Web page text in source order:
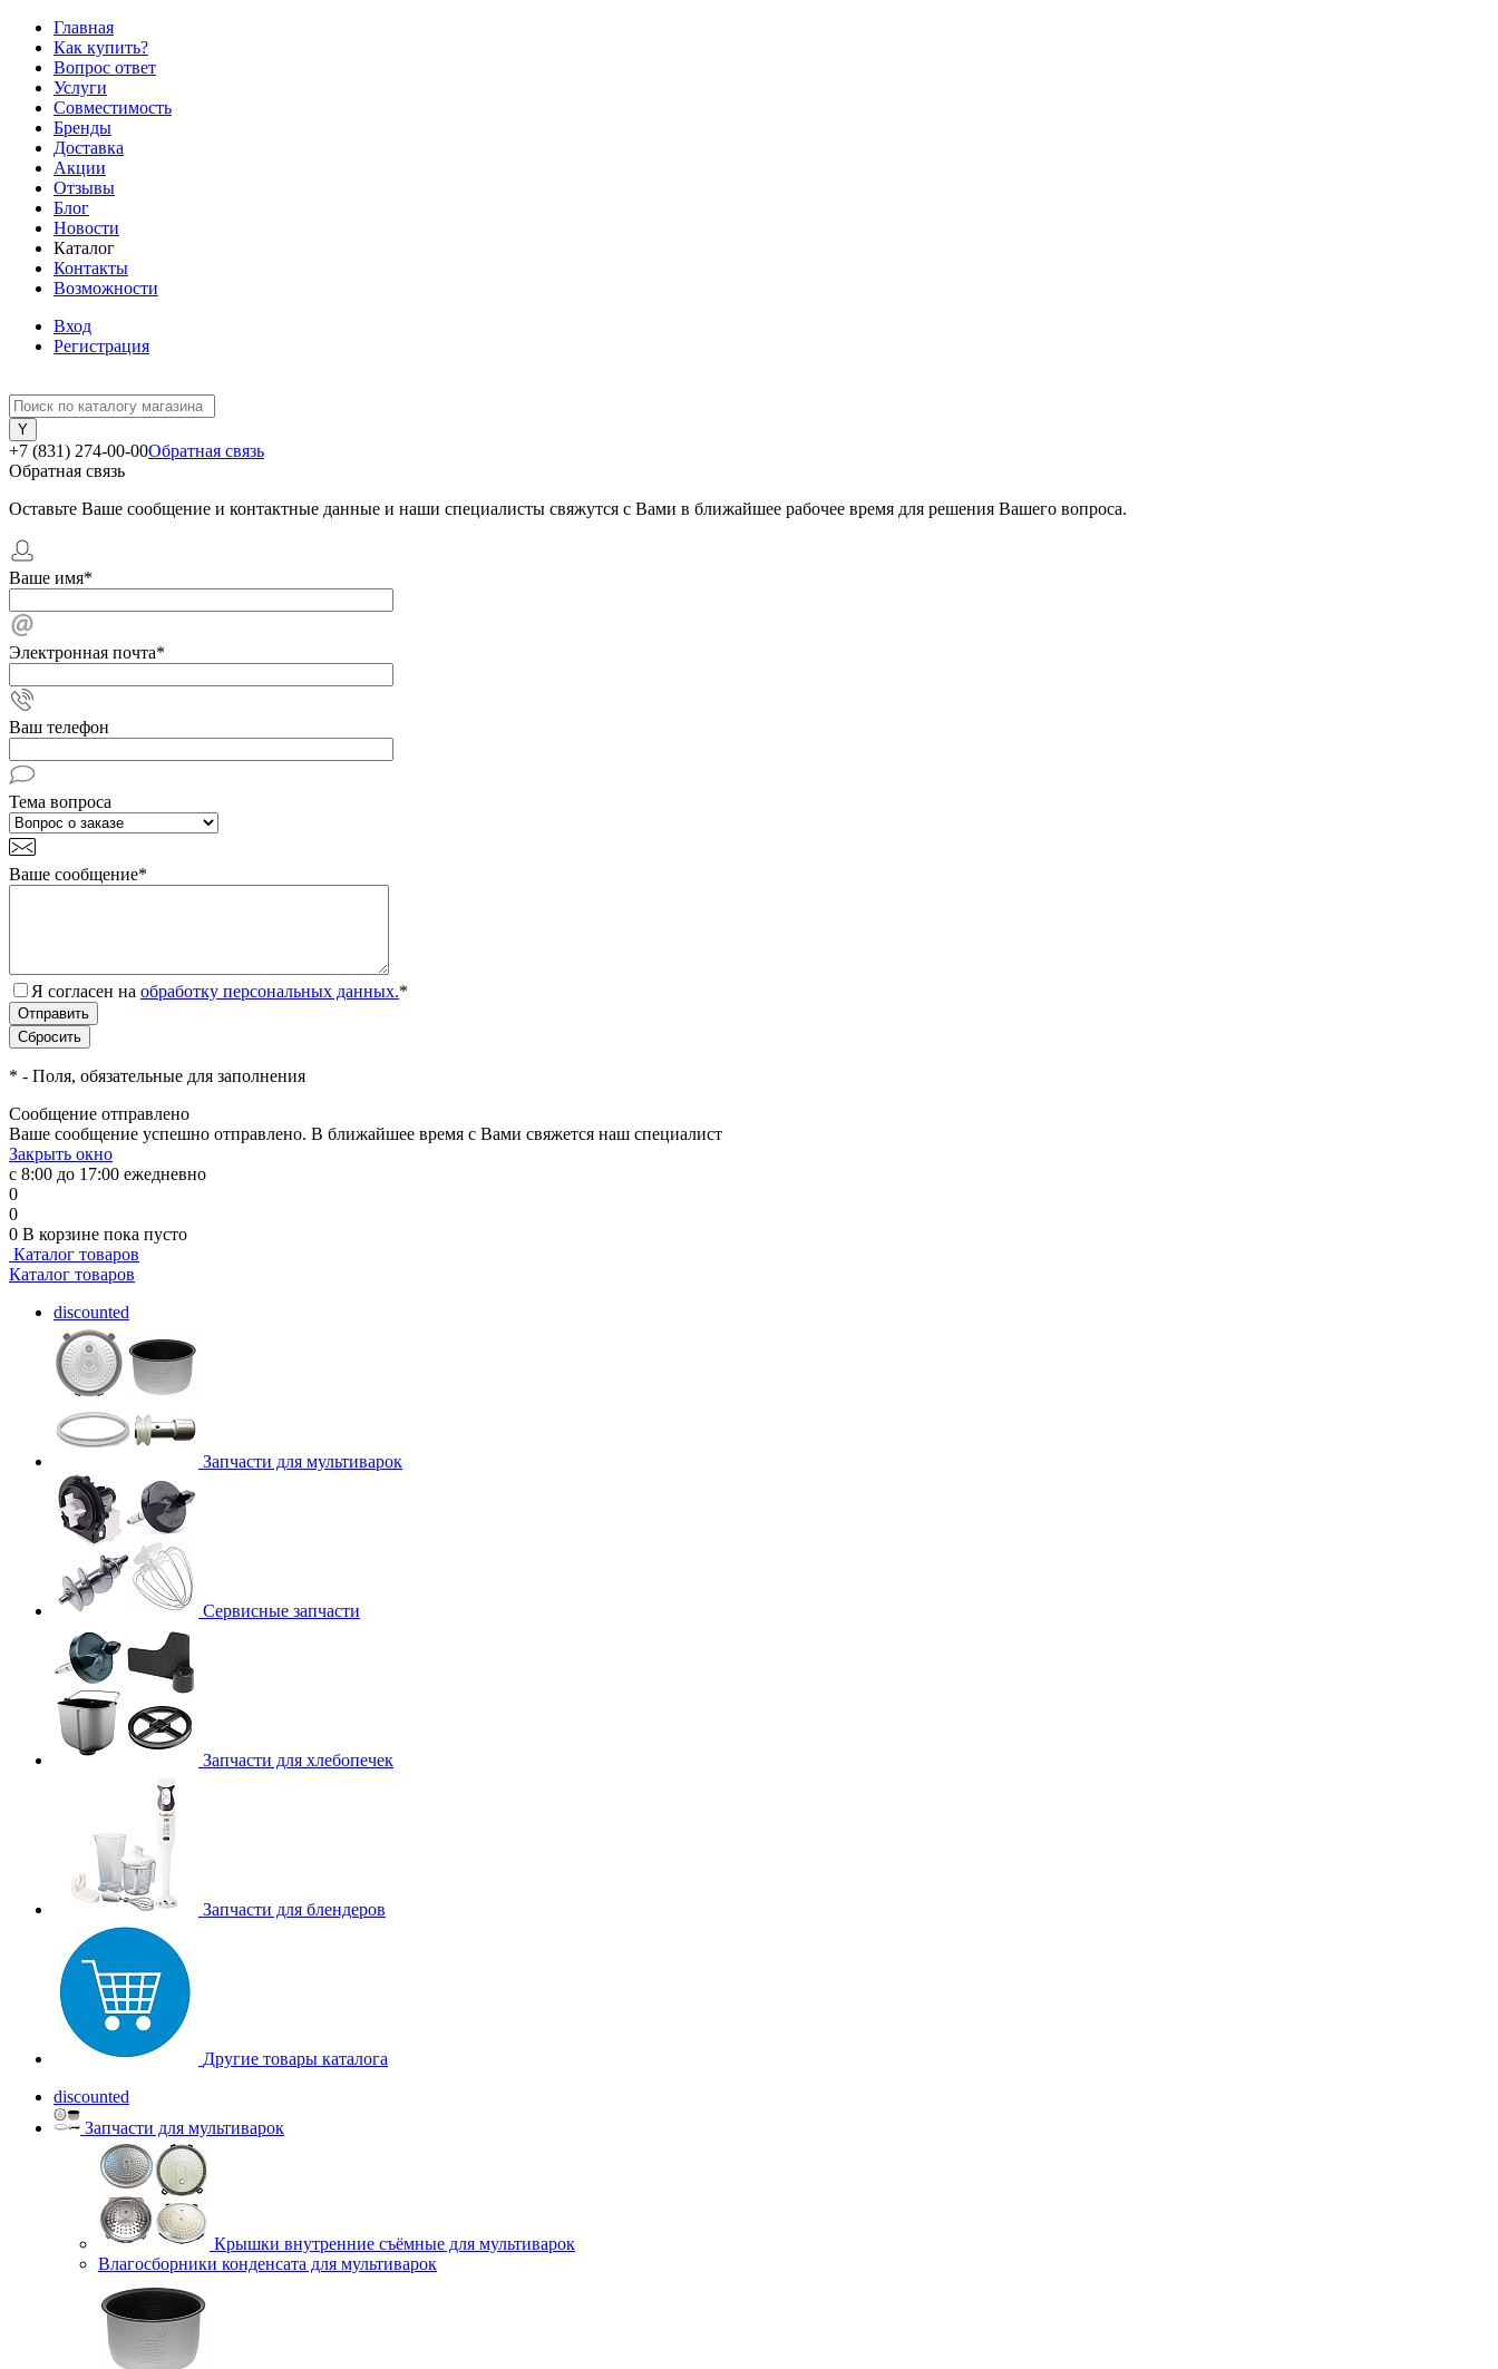
Главная
Как купить?
Вопрос ответ
Услуги
Совместимость
Бренды
Доставка
Акции
Отзывы
Блог
Новости
Каталог
Контакты
Возможности
Вход
Регистрация
+7 (831) 274-00-00Обратная связь
Обратная связь
Оставьте Ваше сообщение и контактные данные и наши специалисты свяжутся с Вами в ближайшее рабочее время для решения Вашего вопроса.
Ваше имя*
Электронная почта*
Ваш телефон
Тема вопроса
Ваше сообщение*
Я согласен на обработку персональных данных.*
* - Поля, обязательные для заполнения
Сообщение отправлено
Ваше сообщение успешно отправлено. В ближайшее время с Вами свяжется наш специалист
Закрыть окно
с 8:00 до 17:00 ежедневно
0
0
0 В корзине пока пусто
Каталог товаров
Каталог товаров
discounted
Запчасти для мультиварок
Сервисные запчасти
Запчасти для хлебопечек
Запчасти для блендеров
Другие товары каталога
discounted
Запчасти для мультиварок
Крышки внутренние съёмные для мультиварок
Влагосборники конденсата для мультиварок